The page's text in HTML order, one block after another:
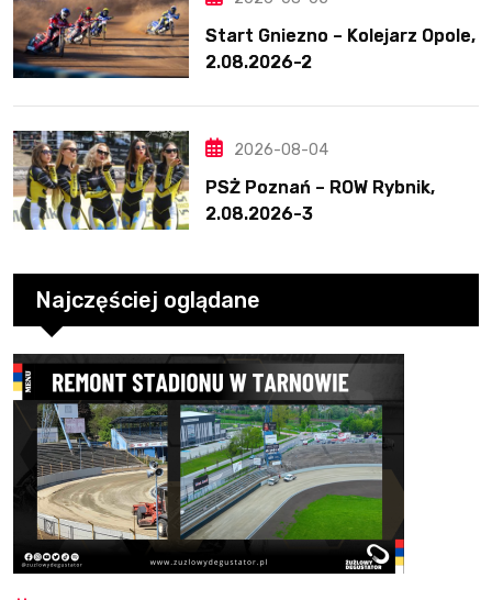
Start Gniezno – Kolejarz Opole,
2.08.2026-2
2026-08-04
PSŻ Poznań – ROW Rybnik,
2.08.2026-3
Najczęściej oglądane